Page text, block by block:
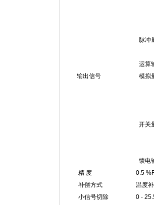
脉冲量输入： 矩
运算输入： 可进行通道
输出信号 模拟量输出
开关量输出： 继电器
馈电输出 ：
精 度 0.5 %FS±1字
补偿方式 温度补偿，
小信号切除 0 -